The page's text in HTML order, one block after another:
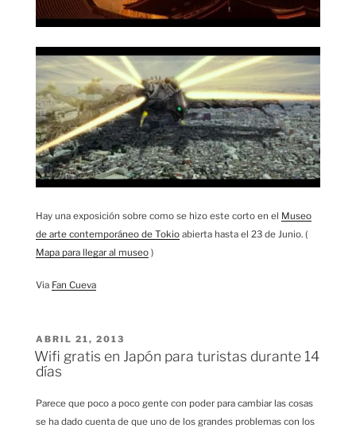
Hay una exposición sobre como se hizo este corto en el Museo
de arte contemporáneo de Tokio abierta hasta el 23 de Junio. (
Mapa para llegar al museo )
Via Fan Cueva
PUBLICADO
EL
ABRIL 21, 2013
Wifi gratis en Japón para turistas durante 14
días
Parece que poco a poco gente con poder para cambiar las cosas
se ha dado cuenta de que uno de los grandes problemas con los